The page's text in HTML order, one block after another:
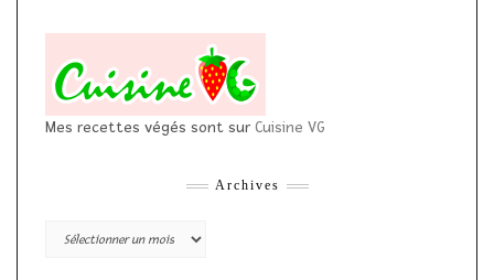
Mes recettes végés sont sur Cuisine VG
Archives
Archives